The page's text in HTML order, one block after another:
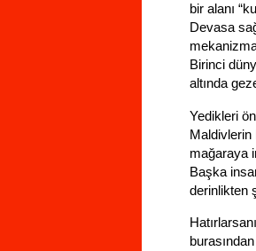
bir alanı
Devasa
Birinci
altında
Yedikleri
Maldivlerin
mağaraya
Başka
derinlikten